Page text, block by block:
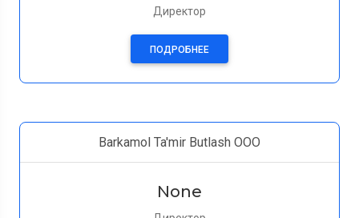
Директор
ПОДРОБНЕЕ
Barkamol Ta'mir Butlash OOO
None